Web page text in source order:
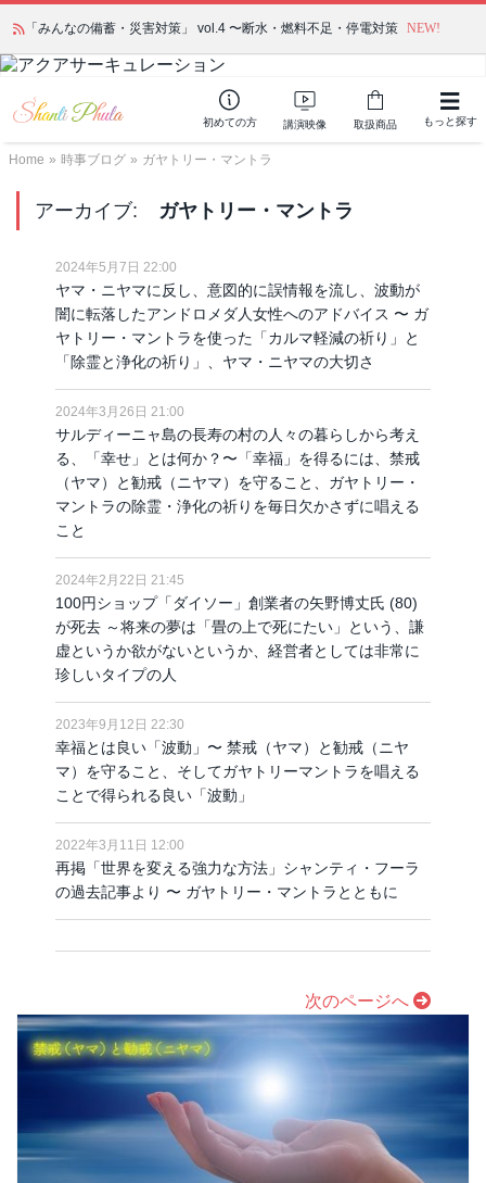
「みんなの備蓄・災害対策」 vol.4 〜断水・燃料不足・停電対策 NEW!
初めての方 講演映像 取扱商品 もっと探す
Home » 時事ブログ » ガヤトリー・マントラ
アーカイブ: ガヤトリー・マントラ
2024年5月7日 22:00
ヤマ・ニヤマに反し、意図的に誤情報を流し、波動が
闇に転落したアンドロメダ人女性へのアドバイス 〜 ガ
ヤトリー・マントラを使った「カルマ軽減の祈り」と
「除霊と浄化の祈り」、ヤマ・ニヤマの大切さ
2024年3月26日 21:00
サルディーニャ島の長寿の村の人々の暮らしから考え
る、「幸せ」とは何か？〜「幸福」を得るには、禁戒
（ヤマ）と勧戒（ニヤマ）を守ること、ガヤトリー・
マントラの除霊・浄化の祈りを毎日欠かさずに唱える
こと
2024年2月22日 21:45
100円ショップ「ダイソー」創業者の矢野博丈氏 (80)
が死去 ～将来の夢は「畳の上で死にたい」という、謙
虚というか欲がないというか、経営者としては非常に
珍しいタイプの人
2023年9月12日 22:30
幸福とは良い「波動」〜 禁戒（ヤマ）と勧戒（ニヤ
マ）を守ること、そしてガヤトリーマントラを唱える
ことで得られる良い「波動」
2022年3月11日 12:00
再掲「世界を変える強力な方法」シャンティ・フーラ
の過去記事より 〜 ガヤトリー・マントラとともに
次のページへ